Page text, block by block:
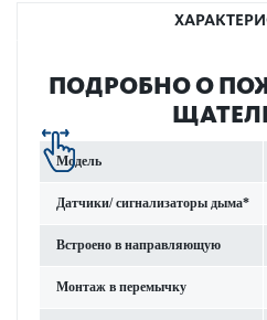
ПОД­РОБНО О
Модель
Дат­чики/ сигнал­изаторы дыма*
Встроено в направляющую
Монтаж в пер­емычку